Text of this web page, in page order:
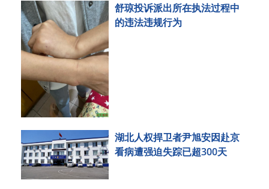
舒琼投诉派出所在执法过程中
的违法违规行为
湖北人权捍卫者尹旭安因赴京
看病遭强迫失踪已超300天